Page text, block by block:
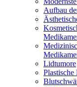
Aufbau
Lidtumore